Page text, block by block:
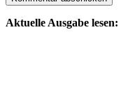
Aktuelle Ausgabe lesen: